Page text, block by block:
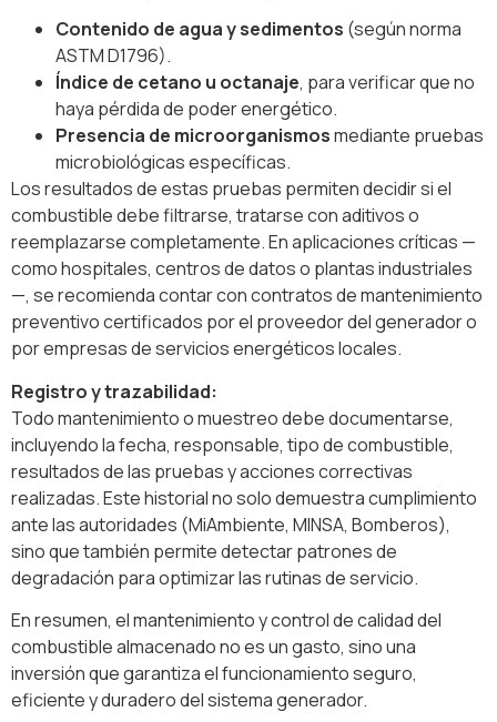
Contenido de agua y sedimentos (según norma
ASTM D1796).
Índice de cetano u octanaje, para verificar que no
haya pérdida de poder energético.
Presencia de microorganismosmediante pruebas
microbiológicas específicas.
Los resultados de estas pruebas permiten decidir si el
combustible debe filtrarse, tratarse con aditivos o
reemplazarse completamente. En aplicaciones críticas —
como hospitales, centros de datos o plantas industriales
—, se recomienda contar con contratos de mantenimiento
preventivo certificados por el proveedor del generador o
por empresas de servicios energéticos locales.
Registro y trazabilidad:
Todo mantenimiento o muestreo debe documentarse,
incluyendo la fecha, responsable, tipo de combustible,
resultados de las pruebas y acciones correctivas
realizadas. Este historial no solo demuestra cumplimiento
ante las autoridades (MiAmbiente, MINSA, Bomberos),
sino que también permite detectar patrones de
degradación para optimizar las rutinas de servicio.
En resumen, el mantenimiento y control de calidad del
combustible almacenado no es un gasto, sino una
inversión que garantiza el funcionamiento seguro,
eficiente y duradero del sistema generador.